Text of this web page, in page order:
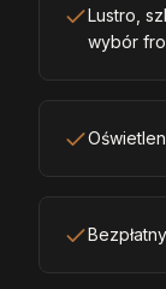
Lustro,
wybór